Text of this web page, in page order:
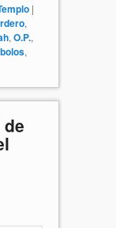
|
,
, O.P.,
,